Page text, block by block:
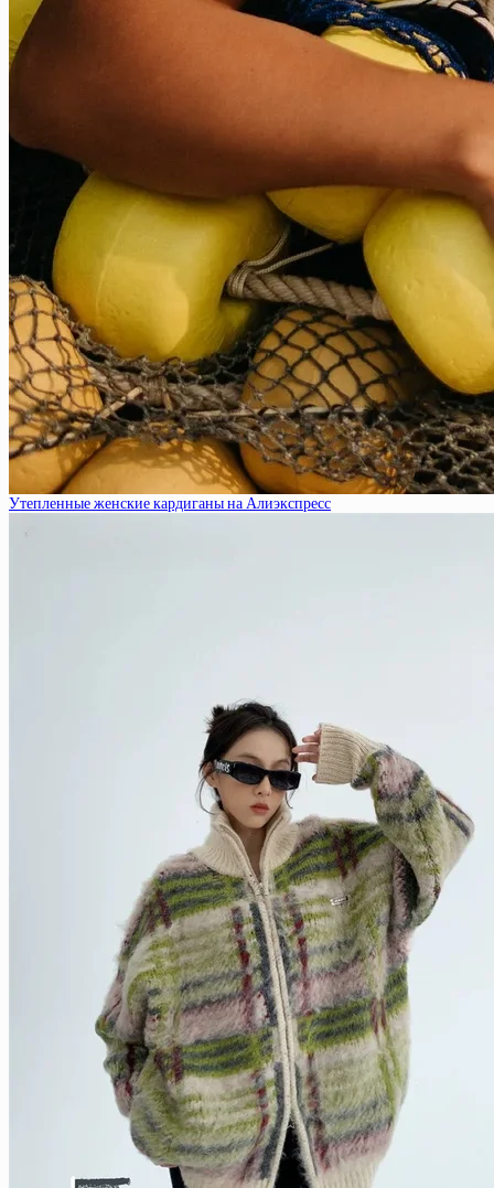
Утепленные женские кардиганы на Алиэкспресс